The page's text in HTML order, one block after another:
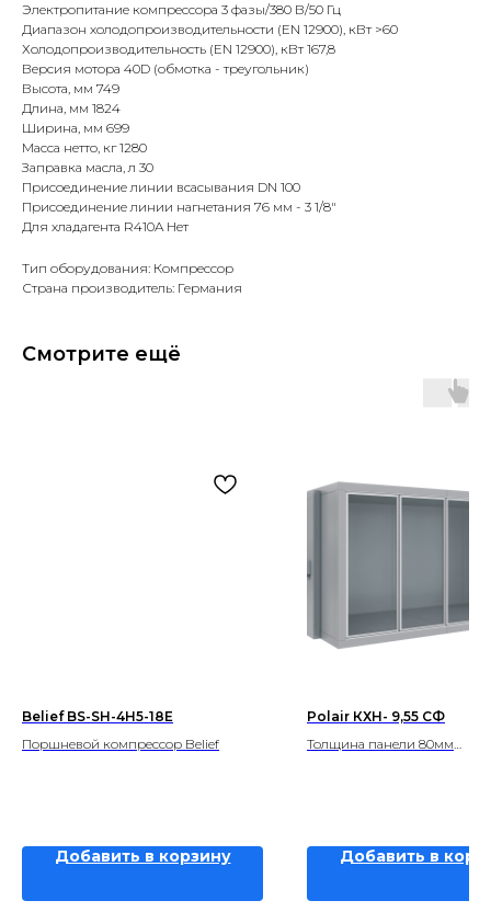
Электропитание компрессора 3 фазы/380 В/50 Гц
Диапазон холодопроизводительности (EN 12900), кВт >60
Холодопроизводительность (EN 12900), кВт 167,8
Версия мотора 40D (обмотка - треугольник)
Высота, мм 749
Длина, мм 1824
Ширина, мм 699
Масса нетто, кг 1280
Заправка масла, л 30
Присоединение линии всасывания DN 100
Присоединение линии нагнетания 76 мм - 3 1/8"
Для хладагента R410A Нет
Тип оборудования: Компрессор
Страна производитель: Германия
Смотрите ещё
Belief BS-SH-4H5-18E
Поршневой компрессор Belief
Добавить в корзину
Polair КХН- 9,55 СФ
Толщина панели 80мм
Добавить в